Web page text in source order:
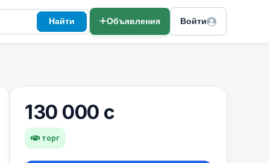
Найти Объявления Войти
130 000 с
торг